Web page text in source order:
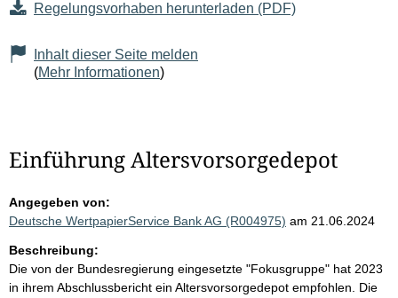
Regelungsvorhaben herunterladen (PDF)
Inhalt dieser Seite melden
(Mehr Informationen)
Einführung Altersvorsorgedepot
Angegeben von:
Deutsche WertpapierService Bank AG (R004975) am 21.06.2024
Beschreibung:
Die von der Bundesregierung eingesetzte "Fokusgruppe" hat 2023
in ihrem Abschlussbericht ein Altersvorsorgedepot empfohlen. Die